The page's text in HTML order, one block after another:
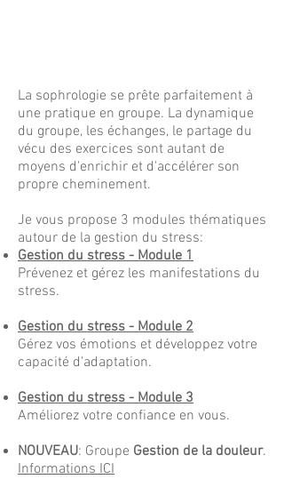
La sophrologie se prête parfaitement à
une pratique en groupe. La dynamique
du groupe, les échanges, le partage du
vécu des exercices sont autant de
moyens d'enrichir et d'accélérer son
propre cheminement.
Je vous propose 3 modules thématiques
autour de la gestion du stress:
Gestion du stress - Module 1
Prévenez et gérez les manifestations du
stress.
Gestion du stress - Module 2
Gérez vos émotions et développez votre
capacité d'adaptation.
Gestion du stress - Module 3
Améliorez votre confiance en vous.
NOUVEAU: Groupe Gestion de la douleur.
Informations ICI